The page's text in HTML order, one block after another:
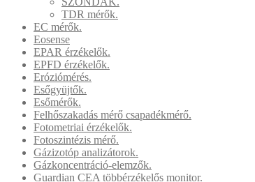
TDR mérők.
EC mérők.
Eosense
EPAR érzékelők.
EPFD érzékelők.
Eróziómérés.
Esőgyüjtők.
Esőmérők.
Felhőszakadás mérő csapadékmérő.
Fotometriai érzékelők.
Fotoszintézis mérő.
Gázizotóp analizátorok.
Gázkoncentráció-elemzők.
Guardian CEA többérzékelős monitor.